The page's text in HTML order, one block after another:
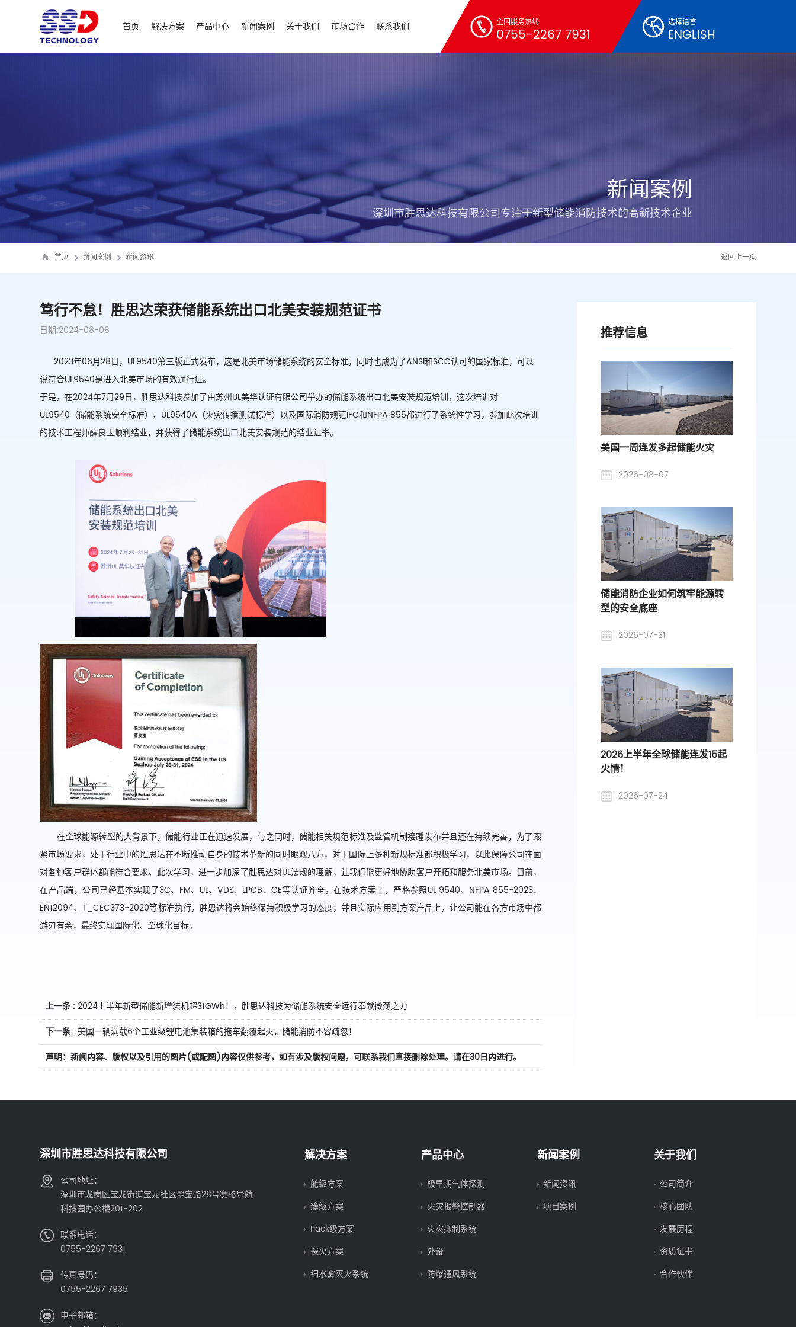
首页 解决方案 产品中心 新闻案例 关于我们 市场合作 联系我们 全国服务热线
0755-2267 7931
选择语言
ENGLISH
新闻案例
深圳市胜思达科技有限公司专注于新型储能消防技术的高新技术企业
返回上一页
首页 新闻案例 新闻资讯
笃行不怠！胜思达荣获储能系统出口北美安装规范证书
日期:2024-08-08
2023年06月28日， UL9540第三版正式发布，这是北美市场储能系统的安全标准， 同时也成为了ANSI和SCC认可的国家标准，可以
说符合UL9540是进入北美市场的有效通行证。
于是，在2024年7月29日，胜思达科技参加了由苏州UL美华认证有限公司举办的储能系统出口北美安装规范培训，这次培训对
UL9540（储能系统安全标准） 、 UL9540A（火灾传播测试标准） 以及国际消防规范IFC和NFPA 855都进行了系统性学习，参加此次培训
的技术工程师薛良玉顺利结业，并获得了储能系统出口北美安装规范的结业证书。
在全球能源转型的大背景下，储能行业正在迅速发展，与之同时，储能相关规范标准及监管机制接踵发布并且还在持续完善， 为了跟
紧市场要求，处于行业中的胜思达在不断推动自身的技术革新的同时眼观八方，对于国际上多种新规标准都积极学习，以此保障公司在面
对各种客户群体都能符合要求。 此次学习，进一步加深了胜思达对UL法规的理解，让我们能更好地协助客户开拓和服务北美市场。目前，
在产品端，公司已经基本实现了3C、FM、UL、VDS、LPCB、CE等认证齐全，在技术方案上，严格参照UL 9540、 NFPA 855-2023、
EN12094、T_CEC373-2020等标准执行， 胜思达将会始终保持积极学习的态度，并且实际应用到方案产品上，让公司能在各方市场中都
游刃有余，最终实现国际化、全球化目标。
上一条 :2024上半年新型储能新增装机超31GWh！，胜思达科技为储能系统安全运行奉献微薄之力
下一条 :美国一辆满载6个工业级锂电池集装箱的拖车翻覆起火，储能消防不容疏忽！
声明：新闻内容、版权以及引用的图片(或配图)内容仅供参考，如有涉及版权问题，可联系我们直接删除处理。请在30日内进行。
推荐信息
美国一周连发多起储能火灾
2026-08-07
储能消防企业如何筑牢能源转
型的安全底座
2026-07-31
2026上半年全球储能连发15起
火情！
2026-07-24
深圳市胜思达科技有限公司
公司地址：
深圳市龙岗区宝龙街道宝龙社区翠宝路28号赛格导航
科技园办公楼201-202
联系电话：
0755-2267 7931
传真号码：
0755-2267 7935
电子邮箱：
解决方案
舱级方案
簇级方案
Pack级方案
探火方案
细水雾灭火系统
产品中心
极早期气体探测
火灾报警控制器
火灾抑制系统
外设
防爆通风系统
新闻案例
新闻资讯
项目案例
关于我们
公司简介
核心团队
发展历程
资质证书
合作伙伴